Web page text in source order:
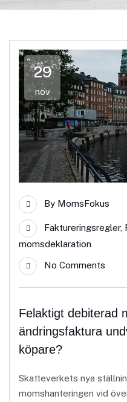
29
nov
By MomsFokus
Faktureringsregler,
momsdeklaration
No Comments
Felaktigt debiterad
ändringsfaktura
köpare?
Skatteverkets nya
momshanteringen vid